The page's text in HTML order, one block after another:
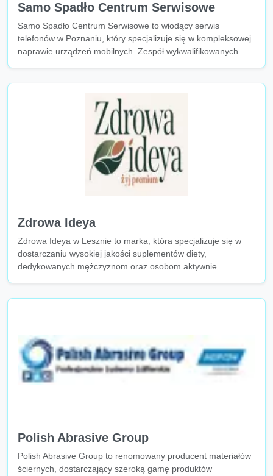
Samo Spadło Centrum Serwisowe
Samo Spadło Centrum Serwisowe to wiodący serwis
telefonów w Poznaniu, który specjalizuje się w kompleksowej
naprawie urządzeń mobilnych. Zespół wykwalifikowanych...
Zdrowa Ideya
Zdrowa Ideya w Lesznie to marka, która specjalizuje się w
dostarczaniu wysokiej jakości suplementów diety,
dedykowanych mężczyznom oraz osobom aktywnie...
Polish Abrasive Group
Polish Abrasive Group to renomowany producent materiałów
ściernych, dostarczający szeroką gamę produktów